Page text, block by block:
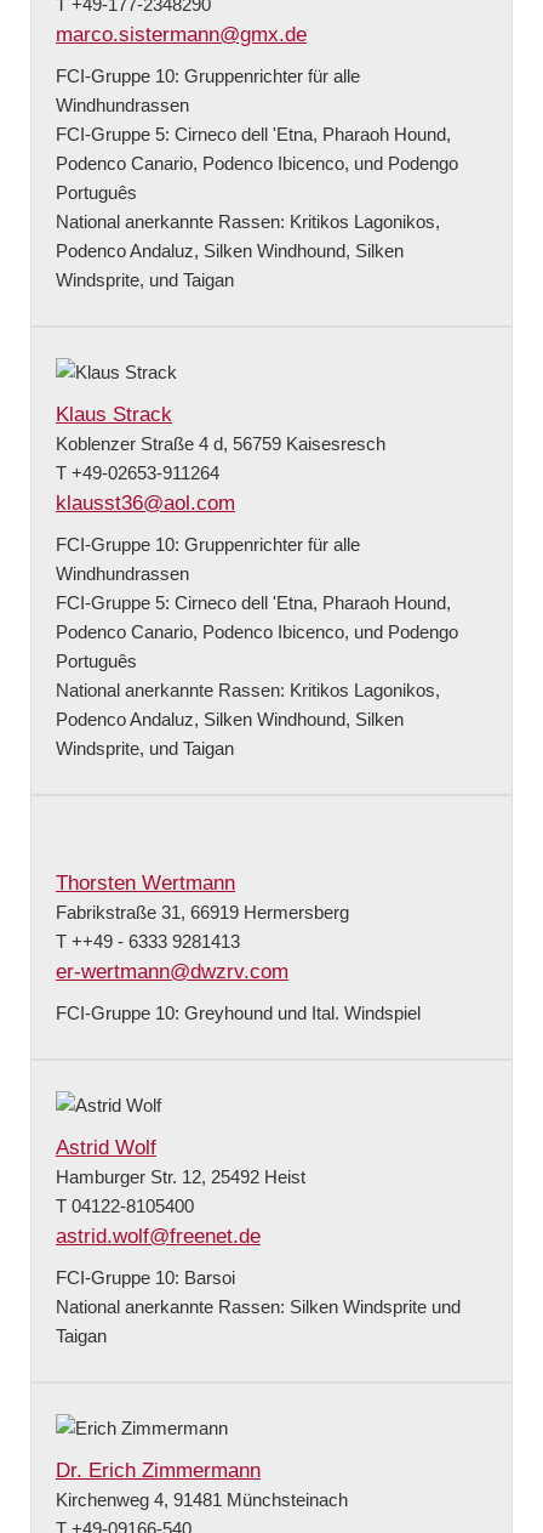
T +49-177-2348290
marco.sistermann@gmx.de
FCI-Gruppe 10: Gruppenrichter für alle
Windhundrassen
FCI-Gruppe 5: Cirneco dell 'Etna, Pharaoh Hound,
Podenco Canario, Podenco Ibicenco, und Podengo
Português
National anerkannte Rassen: Kritikos Lagonikos,
Podenco Andaluz, Silken Windhound, Silken
Windsprite, und Taigan
Klaus Strack
Koblenzer Straße 4 d, 56759 Kaisesresch
T +49-02653-911264
klausst36@aol.com
FCI-Gruppe 10: Gruppenrichter für alle
Windhundrassen
FCI-Gruppe 5: Cirneco dell 'Etna, Pharaoh Hound,
Podenco Canario, Podenco Ibicenco, und Podengo
Português
National anerkannte Rassen: Kritikos Lagonikos,
Podenco Andaluz, Silken Windhound, Silken
Windsprite, und Taigan
Thorsten Wertmann
Fabrikstraße 31, 66919 Hermersberg
T ++49 - 6333 9281413
er-wertmann@dwzrv.com
FCI-Gruppe 10: Greyhound und Ital. Windspiel
Astrid Wolf
Hamburger Str. 12, 25492 Heist
T 04122-8105400
astrid.wolf@freenet.de
FCI-Gruppe 10: Barsoi
National anerkannte Rassen: Silken Windsprite und
Taigan
Dr. Erich Zimmermann
Kirchenweg 4, 91481 Münchsteinach